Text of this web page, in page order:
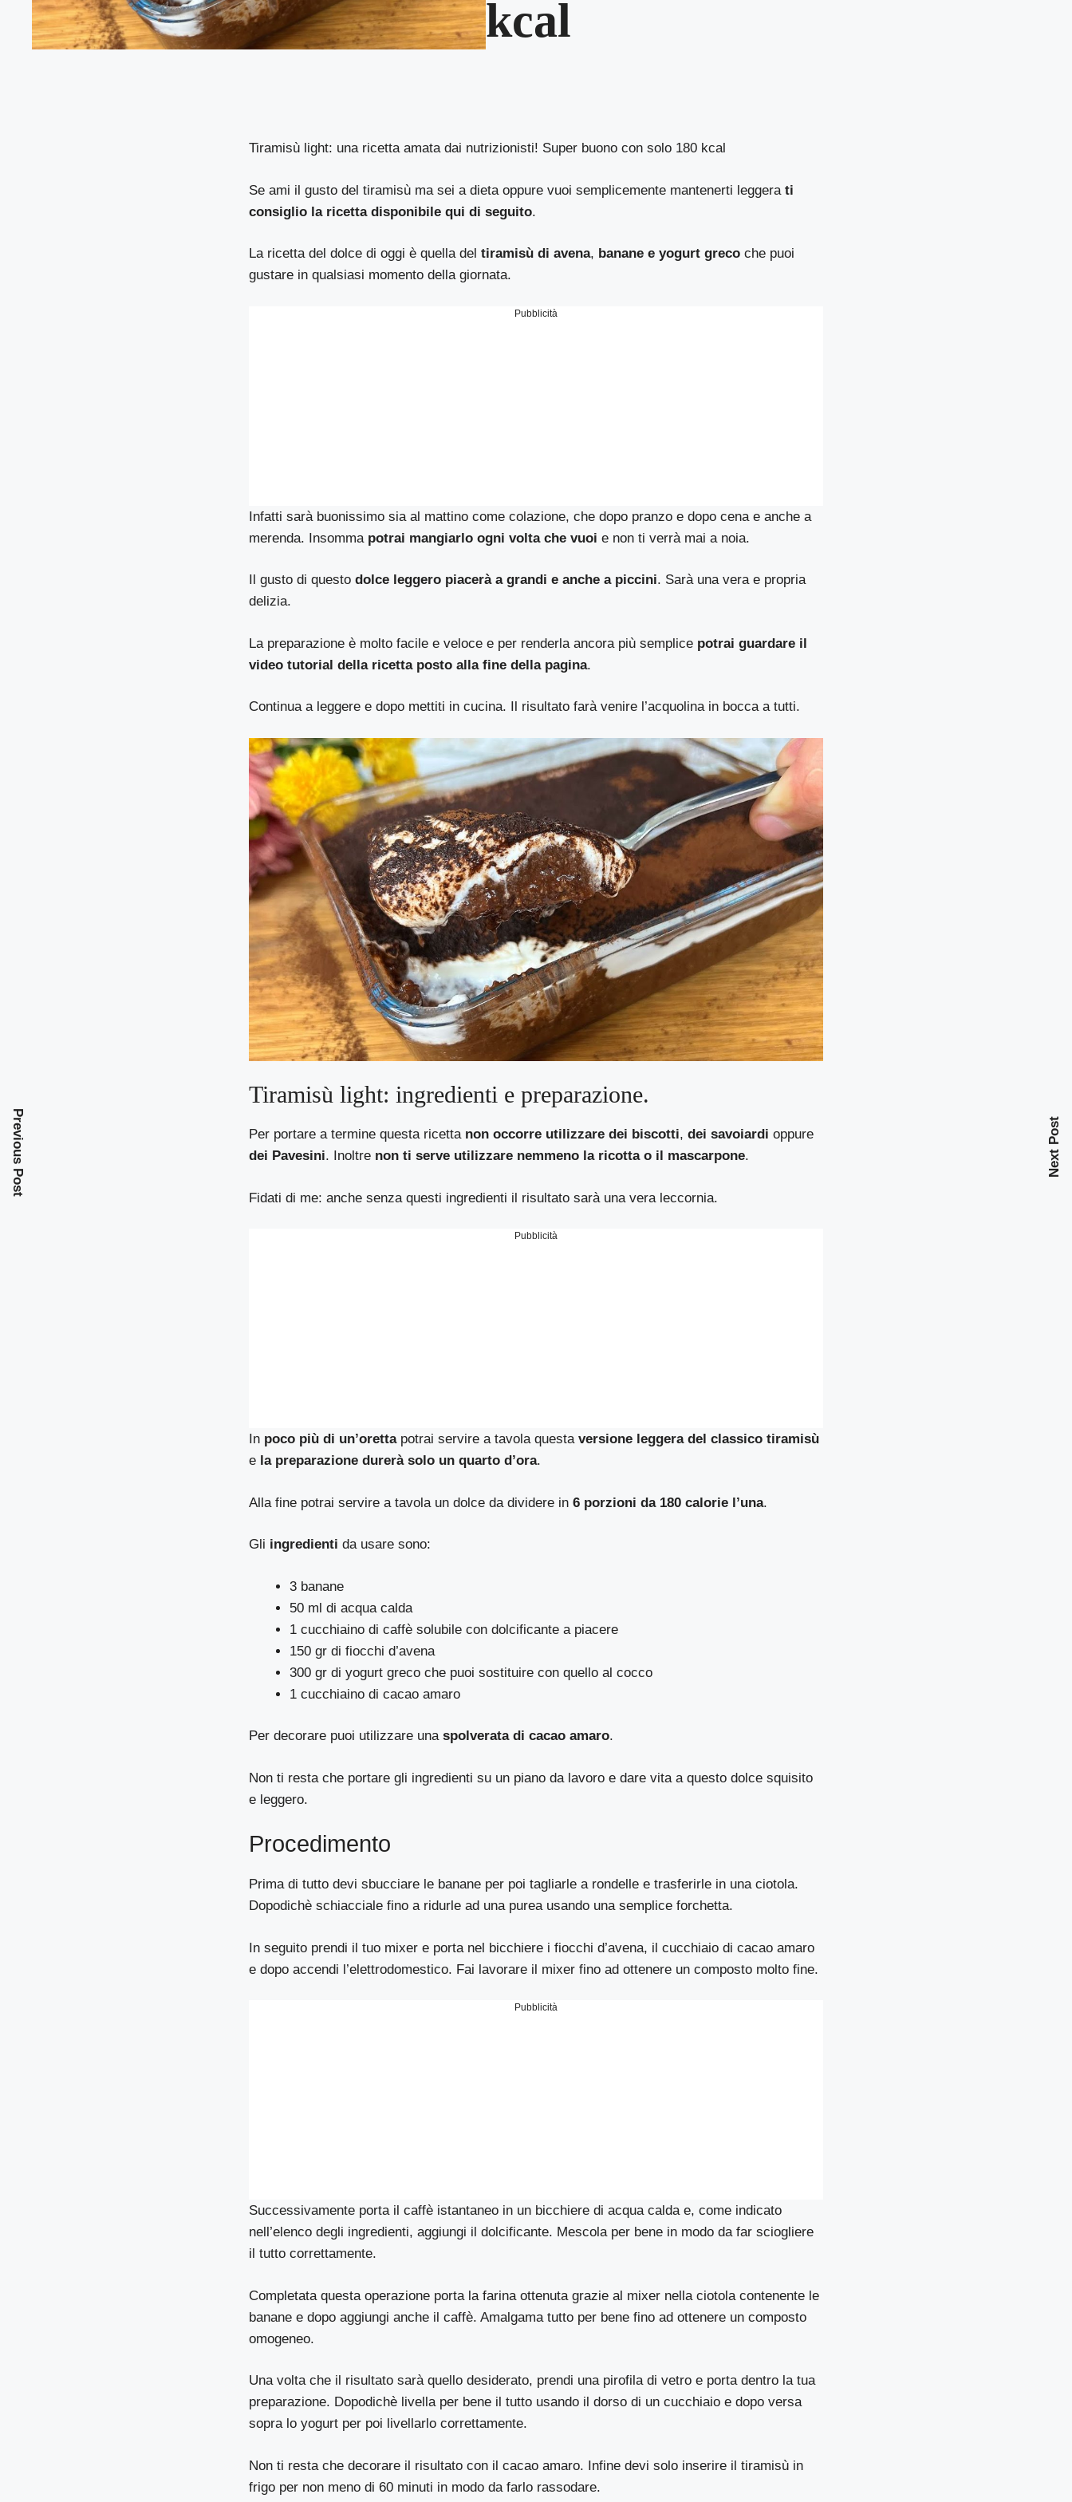
kcal
Tiramisù light: una ricetta amata dai nutrizionisti! Super buono con solo 180 kcal
Se ami il gusto del tiramisù ma sei a dieta oppure vuoi semplicemente mantenerti leggerati
consiglio la ricetta disponibile qui di seguito.
La ricetta del dolce di oggi è quella del tiramisù di avena, banane e yogurt greco che puoi
gustare in qualsiasi momento della giornata.
Pubblicità
Infatti sarà buonissimo sia al mattino come colazione, che dopo pranzo e dopo cena e anche a
merenda. Insomma potrai mangiarlo ogni volta che vuoi e non ti verrà mai a noia.
Il gusto di questodolce leggero piacerà a grandi e anche a piccini. Sarà una vera e propria
delizia.
La preparazione è molto facile e veloce e per renderla ancora più semplice potrai guardare il
video tutorial della ricetta posto alla fine della pagina.
Continua a leggere e dopo mettiti in cucina. Il risultato farà venire l’acquolina in bocca a tutti.
Tiramisù light: ingredienti e preparazione.
Per portare a termine questa ricetta non occorre utilizzare dei biscotti,dei savoiardi oppure
dei Pavesini. Inoltre non ti serve utilizzare nemmeno la ricotta o il mascarpone.
Fidati di me: anche senza questi ingredienti il risultato sarà una vera leccornia.
Pubblicità
In poco più di un’orettapotrai servire a tavola questaversione leggera del classico tiramisù
e la preparazione durerà solo un quarto d’ora.
Alla fine potrai servire a tavola un dolce da dividere in6 porzioni da 180 calorie l’una.
Gli ingredienti da usare sono:
3 banane
50 ml di acqua calda
1 cucchiaino di caffè solubile con dolcificante a piacere
150 gr di fiocchi d’avena
300 gr di yogurt greco che puoi sostituire con quello al cocco
1 cucchiaino di cacao amaro
Per decorare puoi utilizzare unaspolverata di cacao amaro.
Non ti resta che portare gli ingredienti su un piano da lavoro e dare vita a questo dolce squisito
e leggero.
Procedimento
Prima di tutto devi sbucciare le banane per poi tagliarle a rondelle e trasferirle in una ciotola.
Dopodichè schiacciale fino a ridurle ad una purea usando una semplice forchetta.
In seguito prendi il tuo mixer e porta nel bicchiere i fiocchi d’avena, il cucchiaio di cacao amaro
e dopo accendi l’elettrodomestico. Fai lavorare il mixer fino ad ottenere un composto molto fine.
Pubblicità
Successivamente porta il caffè istantaneo in un bicchiere di acqua calda e, come indicato
nell’elenco degli ingredienti, aggiungi il dolcificante. Mescola per bene in modo da far sciogliere
il tutto correttamente.
Completata questa operazione porta la farina ottenuta grazie al mixer nella ciotola contenente le
banane e dopo aggiungi anche il caffè. Amalgama tutto per bene fino ad ottenere un composto
omogeneo.
Una volta che il risultato sarà quello desiderato, prendi una pirofila di vetro e porta dentro la tua
preparazione. Dopodichè livella per bene il tutto usando il dorso di un cucchiaio e dopo versa
sopra lo yogurt per poi livellarlo correttamente.
Non ti resta che decorare il risultato con il cacao amaro. Infine devi solo inserire il tiramisù in
frigo per non meno di 60 minuti in modo da farlo rassodare.
Previous Post Next Post